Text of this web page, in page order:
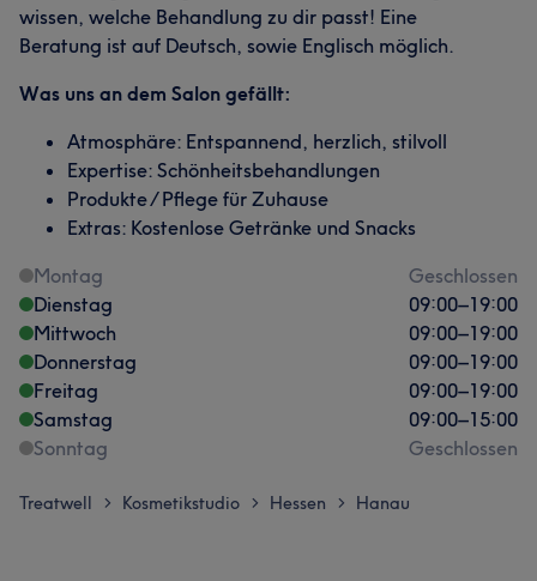
wissen, welche Behandlung zu dir passt! Eine
Beratung ist auf Deutsch, sowie Englisch möglich.
Was uns an dem Salon gefällt:
Atmosphäre: Entspannend, herzlich, stilvoll
Expertise: Schönheitsbehandlungen
Produkte / Pflege für Zuhause
Extras: Kostenlose Getränke und Snacks
Montag
Geschlossen
Dienstag
09:00–19:00
Mittwoch
09:00–19:00
Donnerstag
09:00–19:00
Freitag
09:00–19:00
Samstag
09:00–15:00
Sonntag
Geschlossen
Treatwell > Kosmetikstudio > Hessen > Hanau